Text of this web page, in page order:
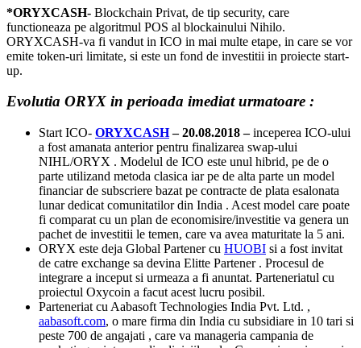
*ORYXCASH- Blockchain Privat, de tip security, care
functioneaza pe algoritmul POS al blockainului Nihilo.
ORYXCASH-va fi vandut in ICO in mai multe etape, in care se vor
emite token-uri limitate, si este un fond de investitii in proiecte start-
up.
Evolutia ORYX in perioada imediat urmatoare :
Start ICO- ORYXCASH– 20.08.2018 –inceperea ICO-ului
a fost amanata anterior pentru finalizarea swap-ului
NIHL/ORYX . Modelul de ICO este unul hibrid, pe de o
parte utilizand metoda clasica iar pe de alta parte un model
financiar de subscriere bazat pe contracte de plata esalonata
lunar dedicat comunitatilor din India . Acest model care poate
fi comparat cu un plan de economisire/investitie va genera un
pachet de investitii le temen, care va avea maturitate la 5 ani.
ORYX este deja Global Partener cu HUOBI si a fost invitat
de catre exchange sa devina Elitte Partener . Procesul de
integrare a inceput si urmeaza a fi anuntat. Parteneriatul cu
proiectul Oxycoin a facut acest lucru posibil.
Parteneriat cu Aabasoft Technologies India Pvt. Ltd. ,
aabasoft.com, o mare firma din India cu subsidiare in 10 tari si
peste 700 de angajati , care va manageria campania de